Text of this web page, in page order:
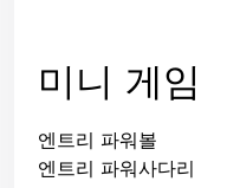
미니 게임
엔트리 파워볼
엔트리 파워사다리